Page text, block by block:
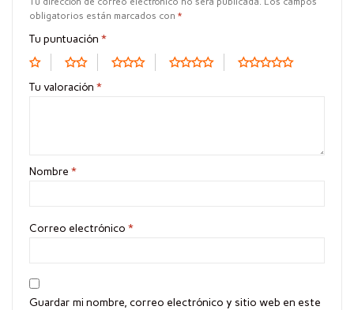
obligatorios están marcados con *
Tu puntuación *
Tu valoración *
Nombre *
Correo electrónico *
Guardar mi nombre, correo electrónico y sitio web en este